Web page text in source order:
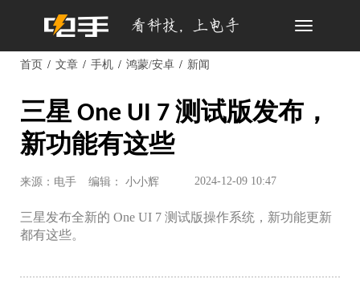
Toggle
首页 文章 手机 鸿蒙/安卓 新闻
三星 One UI 7 测试版发布，
新功能有这些
来源：电手 编辑： 小小辉 2024-12-09 10:47
三星发布全新的 One UI 7 测试版操作系统，新功能更新
都有这些。